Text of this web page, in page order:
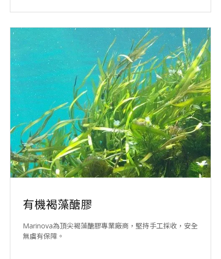
有機褐藻醣膠
Marinova為頂尖褐藻醣膠專業廠商，堅持手工採收，安全
無虞有保障。